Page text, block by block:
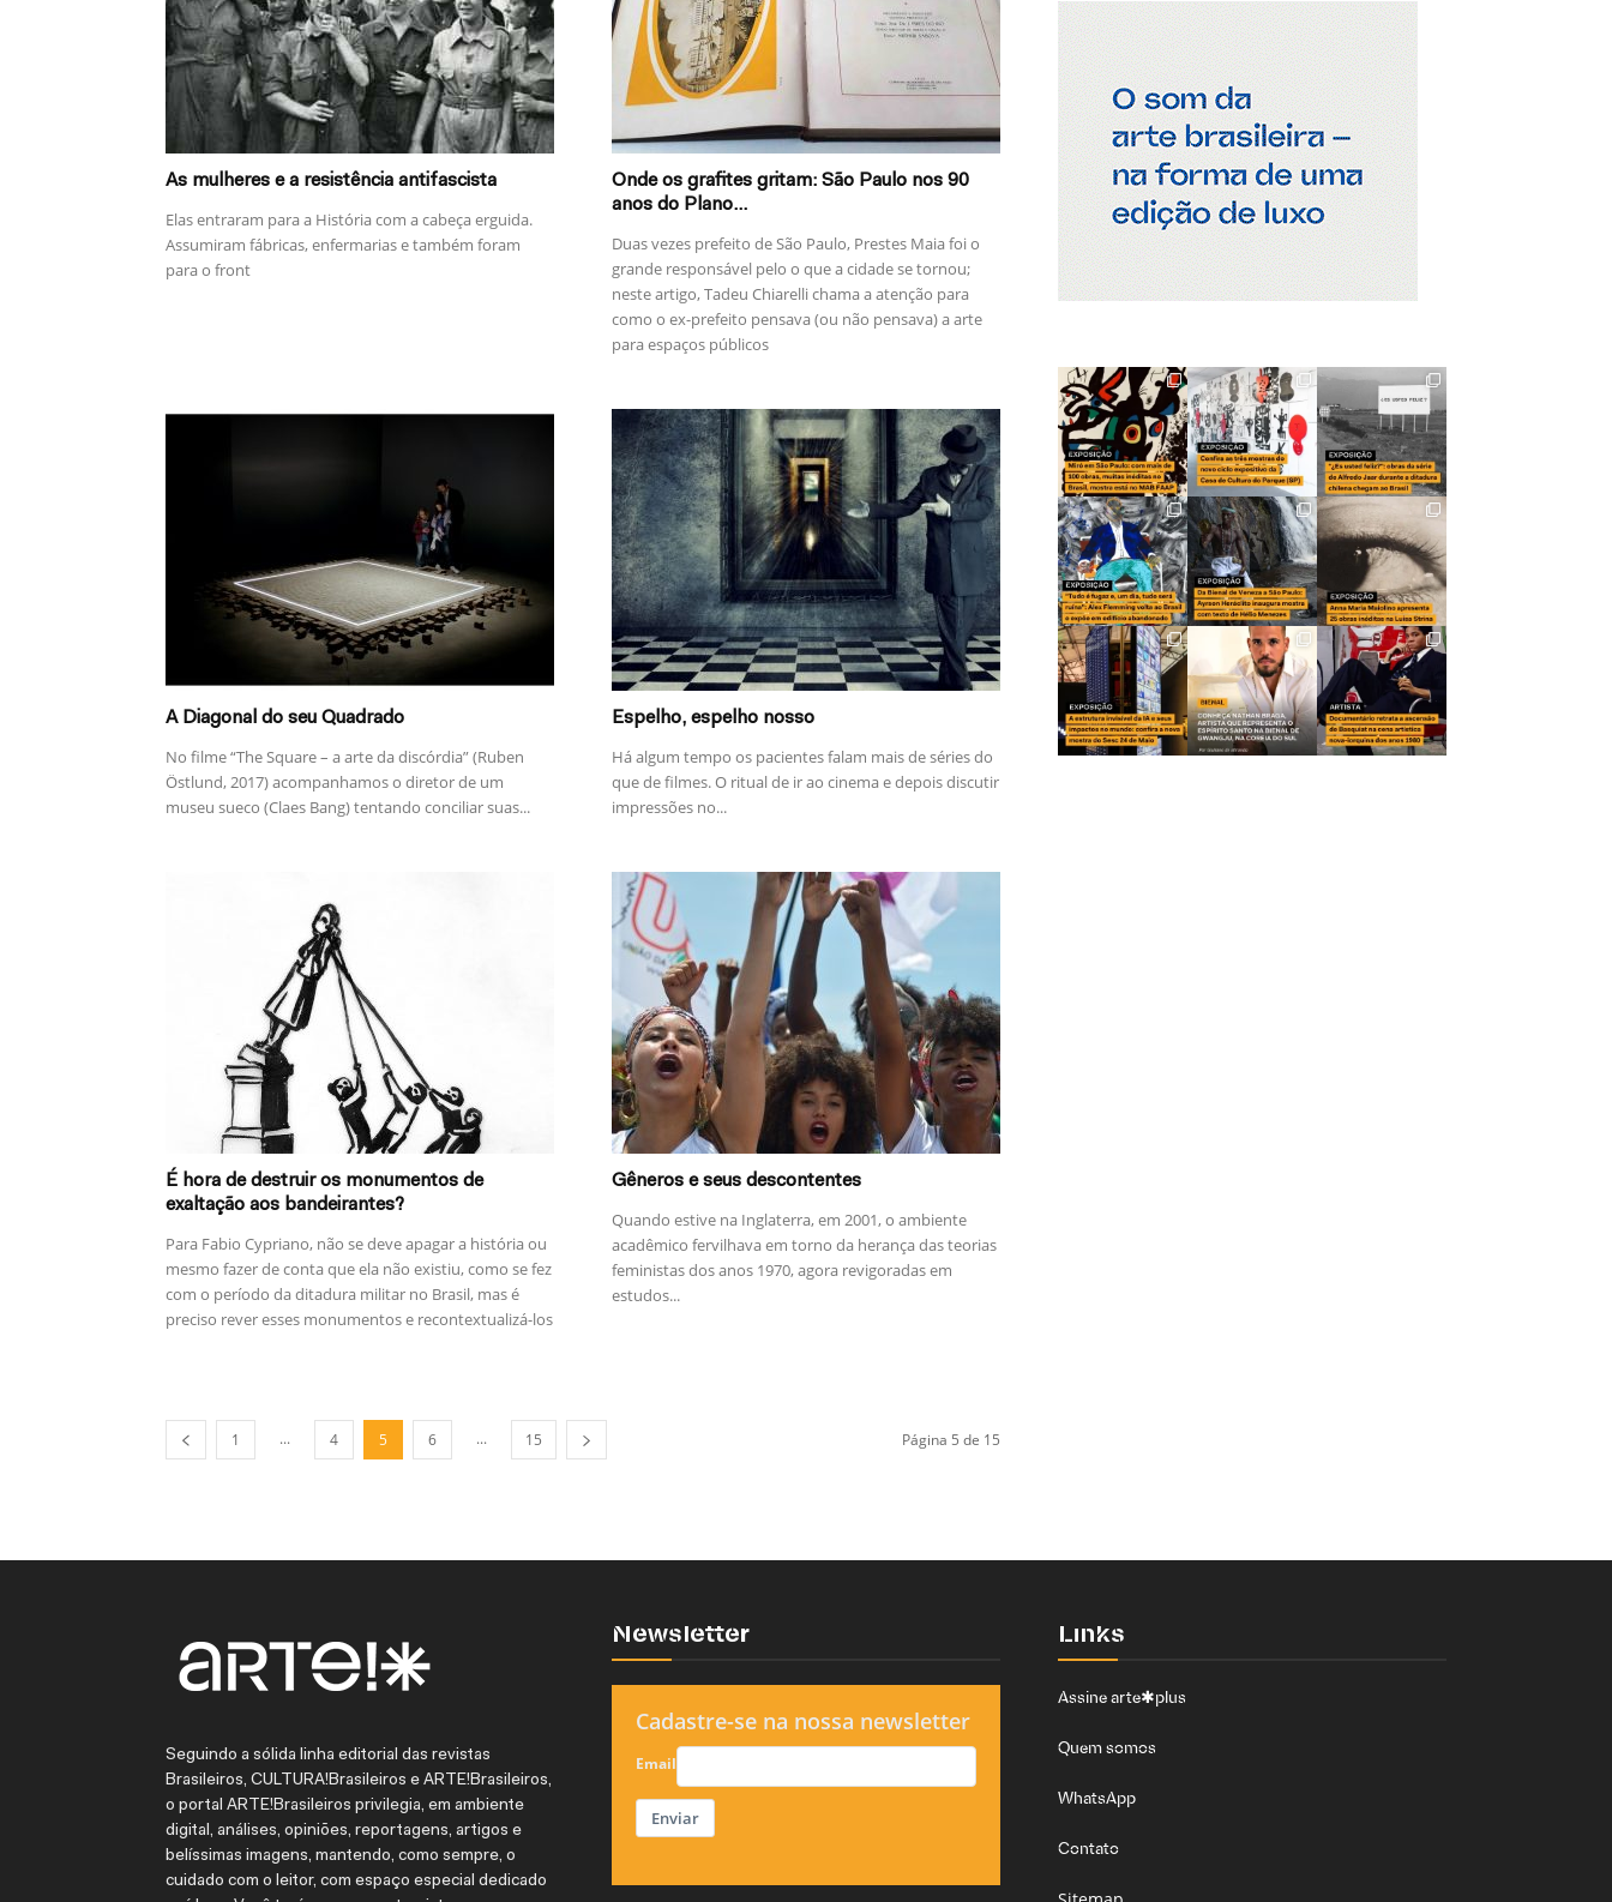
As mulheres e a resistência antifascista
Elas entraram para a História com a cabeça erguida.
Assumiram fábricas, enfermarias e também foram
para o front
Onde os grafites gritam: São Paulo nos 90
anos do Plano...
Duas vezes prefeito de São Paulo, Prestes Maia foi o
grande responsável pelo o que a cidade se tornou;
neste artigo, Tadeu Chiarelli chama a atenção para
como o ex-prefeito pensava (ou não pensava) a arte
para espaços públicos
A Diagonal do seu Quadrado
No filme “The Square – a arte da discórdia” (Ruben
Östlund, 2017) acompanhamos o diretor de um
museu sueco (Claes Bang) tentando conciliar suas...
Espelho, espelho nosso
Há algum tempo os pacientes falam mais de séries do
que de filmes. O ritual de ir ao cinema e depois discutir
impressões no...
É hora de destruir os monumentos de
exaltação aos bandeirantes?
Para Fabio Cypriano, não se deve apagar a história ou
mesmo fazer de conta que ela não existiu, como se fez
com o período da ditadura militar no Brasil, mas é
preciso rever esses monumentos e recontextualizá-los
Gêneros e seus descontentes
Quando estive na Inglaterra, em 2001, o ambiente
acadêmico fervilhava em torno da herança das teorias
feministas dos anos 1970, agora revigoradas em
estudos...
1 ... 4 5 6 ... 15 Página 5 de 15
Seguindo a sólida linha editorial das revistas
Brasileiros, CULTURA!Brasileiros e ARTE!Brasileiros,
o portal ARTE!Brasileiros privilegia, em ambiente
digital, análises, opiniões, reportagens, artigos e
belíssimas imagens, mantendo, como sempre, o
cuidado com o leitor, com espaço especial dedicado
Newsletter
Cadastre-se na nossa newsletter
Email
Enviar
Links
Assine arte✱plus
Quem somos
WhatsApp
Contato